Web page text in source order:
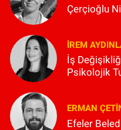
Çerçioğlu
İREM
İş
Psikolojik
ERMAN
Efeler